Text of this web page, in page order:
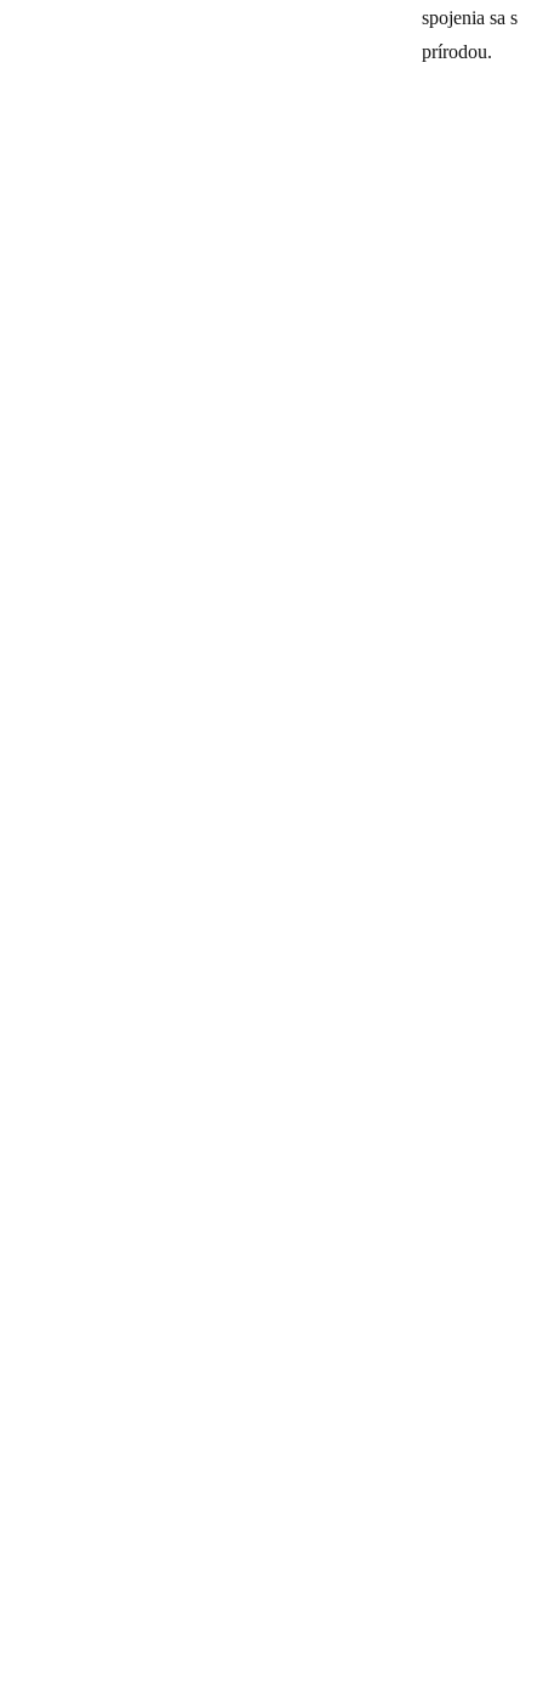
spojenia sa s
prírodou.